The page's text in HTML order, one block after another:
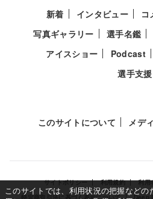
新着 インタビュー コ
写真ギャラリー
選手名鑑
アイスショー
Podcast
選手支援
このサイトについて メデ
サイトポリシー 利用規約
利用
特定商取引法に基づく表示について
Deep
このサイトでは、利用状況の把握など